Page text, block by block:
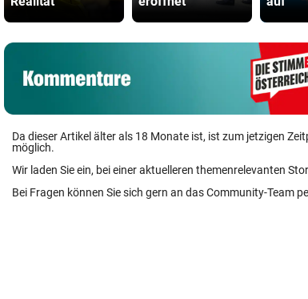
Da dieser Artikel älter als 18 Monate ist, ist zum jetzigen
möglich.
Wir laden Sie ein, bei einer aktuelleren themenrelevanten
Bei Fragen können Sie sich gern an das Community-Team